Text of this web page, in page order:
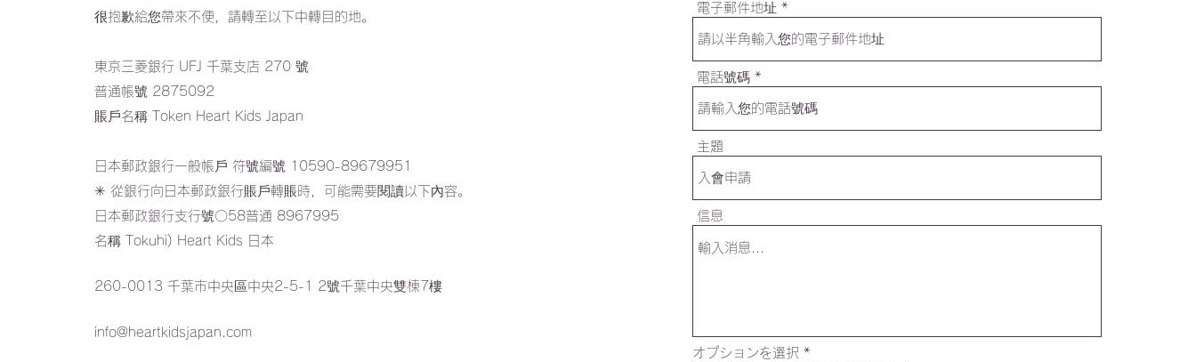
很抱歉給您帶來不便，請轉至以下中轉目的地。
東京三菱銀行 UFJ 千葉支店 270 號
普通帳號 2875092
賬戶名稱 Token Heart Kids Japan
日本郵政銀行一般帳戶 符號編號 10590-89679951
✳︎ 從銀行向日本郵政銀行賬戶轉賬時，可能需要閱讀以下內容。
日本郵政銀行支行號〇58普通 8967995
名稱 Tokuhi) Heart Kids 日本
260-0013 千葉市中央區中央2-5-1 2號千葉中央雙棟7樓
info@heartkidsjapan.com
電子郵件地址
電話號碼
主題
信息
オプションを選択 *